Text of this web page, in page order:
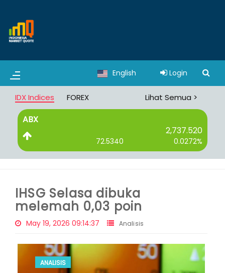
English Login
IDX Indices FOREX Lihat Semua >
ABX
2,737.520
72.5340 0.0272%
IHSG Selasa dibuka
melemah 0,03 poin
May 19, 2026 09:14:37 Analisis
ANALISIS